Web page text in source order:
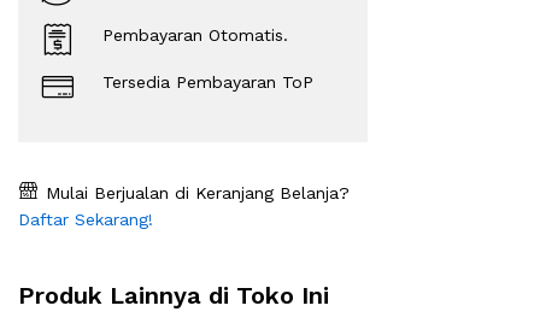
Pembayaran Otomatis.
Tersedia Pembayaran ToP
Mulai Berjualan di Keranjang Belanja?
Daftar Sekarang!
Produk Lainnya di Toko Ini